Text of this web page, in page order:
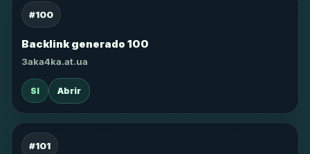
#100
Backlink generado 100
3aka4ka.at.ua
SI Abrir
#101